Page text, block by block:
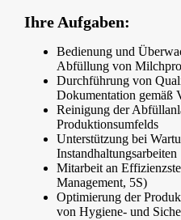
Ihre Aufgaben:
Bedienung und
Abfüllung von
Durchführung von
Dokumentation gemäß
Reinigung der
Produktionsumfelds
Unterstützung bei
Instandhaltungsarbeiten
Mitarbeit an
Management, 5S)
Optimierung der
von Hygiene- und